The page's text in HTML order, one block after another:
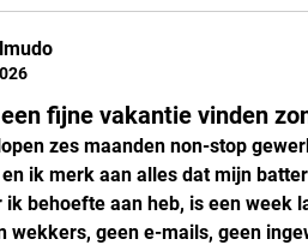
fijne vakantie vinden
zes maanden non-stop
ik merk aan alles dat mijn
ik behoefte aan heb, is een week
wekkers, geen e-mails, geen